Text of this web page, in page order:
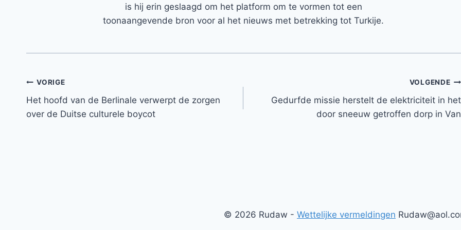
is hij erin geslaagd om het platform om te vormen tot een
toonaangevende bron voor al het nieuws met betrekking tot Turkije.
Bericht
navigatie
VORIGE
Het hoofd van de Berlinale verwerpt de zorgen
over de Duitse culturele boycot
VOLGENDE
Gedurfde missie herstelt de elektriciteit in het
door sneeuw getroffen dorp in Van
© 2026 Rudaw - Wettelijke vermeldingen